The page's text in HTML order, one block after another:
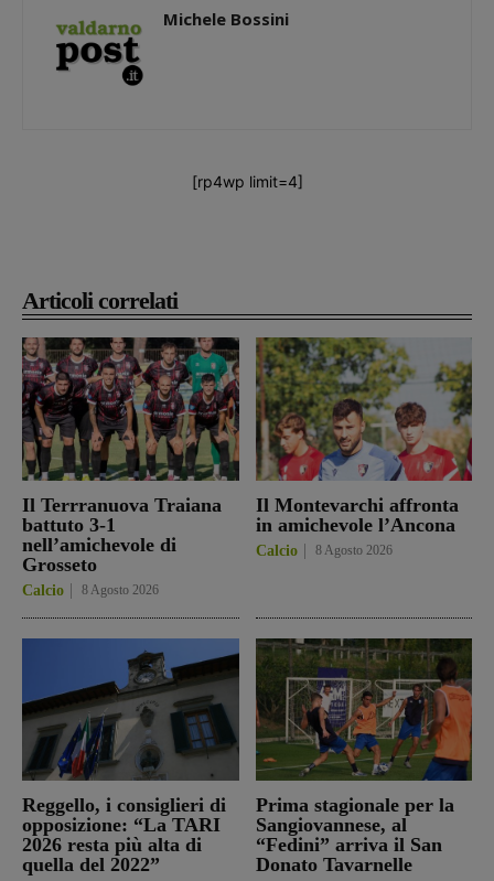
Articoli correlati
Il Terrranuova Traiana
battuto 3-1
nell’amichevole di
Grosseto
Calcio 8 Agosto 2026
Il Montevarchi affronta
in amichevole l’Ancona
Calcio 8 Agosto 2026
Reggello, i consiglieri di
opposizione: “La TARI
2026 resta più alta di
quella del 2022”
Prima stagionale per la
Sangiovannese, al
“Fedini” arriva il San
Donato Tavarnelle
Michele Bossini
[rp4wp limit=4]